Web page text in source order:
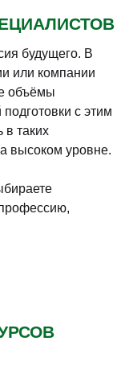
будущего. В
или компании
объёмы
с этим
в таких
высоком уровне.